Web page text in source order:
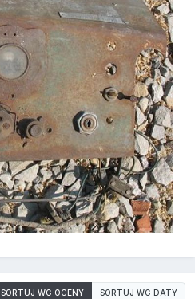
SORTUJ WG OCENY SORTUJ WG DATY